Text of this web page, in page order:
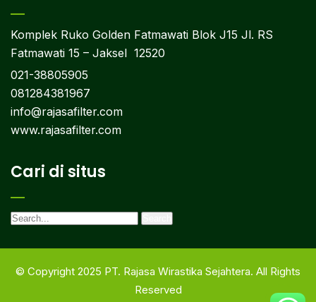
Komplek Ruko Golden Fatmawati Blok J15 Jl. RS
Fatmawati 15 – Jaksel 12520
021-38805905
081284381967
info@rajasafilter.com
www.rajasafilter.com
Cari di situs
© Copyright 2025 PT. Rajasa Wirastika Sejahtera. All Rights
Reserved